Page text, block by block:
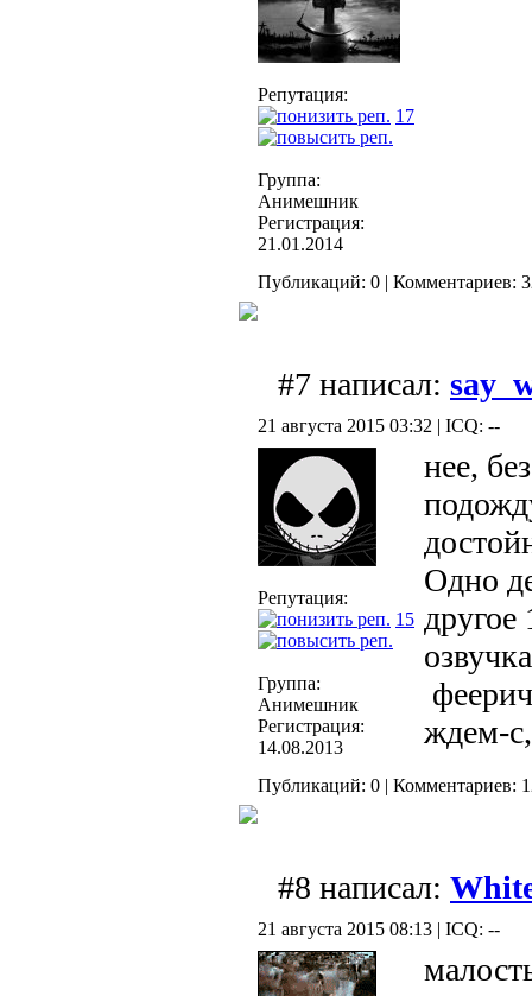
Репутация:
17
Группа:
Анимешник
Регистрация:
21.01.2014
Публикаций: 0 | Комментариев:
#7 написал:
21 августа 2015 03:32 | ICQ: --
Репутация:
15
Группа:
Анимешник
Регистрация:
14.08.2013
нее,
Одно
другое
ждем-
Публикаций: 0 | Комментариев:
#8 написал:
21 августа 2015 08:13 | ICQ: --